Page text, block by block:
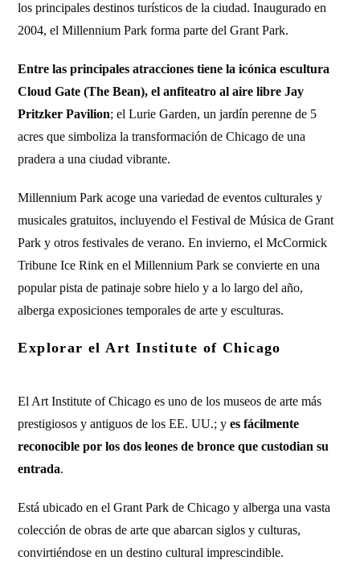
los principales destinos turísticos de la ciudad. Inaugurado en
2004, el Millennium Park forma parte del Grant Park.
Entre las principales atracciones tiene la icónica escultura
Cloud Gate (The Bean), el anfiteatro al aire libre Jay
Pritzker Pavilion; el Lurie Garden, un jardín perenne de 5
acres que simboliza la transformación de Chicago de una
pradera a una ciudad vibrante.
Millennium Park acoge una variedad de eventos culturales y
musicales gratuitos, incluyendo el Festival de Música de Grant
Park y otros festivales de verano. En invierno, el McCormick
Tribune Ice Rink en el Millennium Park se convierte en una
popular pista de patinaje sobre hielo y a lo largo del año,
alberga exposiciones temporales de arte y esculturas.
Explorar el Art Institute of Chicago
El Art Institute of Chicago es uno de los museos de arte más
prestigiosos y antiguos de los EE. UU.; yes fácilmente
reconocible por los dos leones de bronce que custodian su
entrada.
Está ubicado en el Grant Park de Chicago y alberga una vasta
colección de obras de arte que abarcan siglos y culturas,
convirtiéndose en un destino cultural imprescindible.